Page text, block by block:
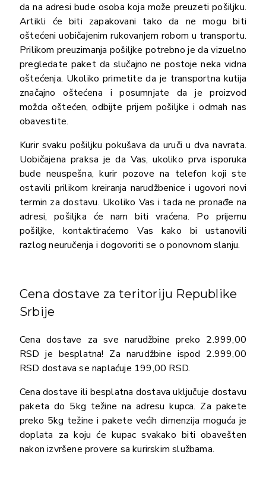
da na adresi bude osoba koja može preuzeti pošiljku.
Artikli će biti zapakovani tako da ne mogu biti
oštećeni uobičajenim rukovanjem robom u transportu.
Prilikom preuzimanja pošiljke potrebno je da vizuelno
pregledate paket da slučajno ne postoje neka vidna
oštećenja. Ukoliko primetite da je transportna kutija
značajno oštećena i posumnjate da je proizvod
možda oštećen, odbijte prijem pošiljke i odmah nas
obavestite.
Kurir svaku pošiljku pokušava da uruči u dva navrata.
Uobičajena praksa je da Vas, ukoliko prva isporuka
bude neuspešna, kurir pozove na telefon koji ste
ostavili prilikom kreiranja narudžbenice i ugovori novi
termin za dostavu. Ukoliko Vas i tada ne pronađe na
adresi, pošiljka će nam biti vraćena. Po prijemu
pošiljke, kontaktiraćemo Vas kako bi ustanovili
razlog neuručenja i dogovoriti se o ponovnom slanju.
Cena dostave za teritoriju Republike
Srbije
Cena dostave za sve narudžbine preko 2.999,00
RSD je besplatna! Za narudžbine ispod 2.999,00
RSD dostava se naplaćuje 199,00 RSD.
Cena dostave ili besplatna dostava uključuje dostavu
paketa do 5kg težine na adresu kupca. Za pakete
preko 5kg težine i pakete većih dimenzija moguća je
doplata za koju će kupac svakako biti obavešten
nakon izvršene provere sa kurirskim službama.